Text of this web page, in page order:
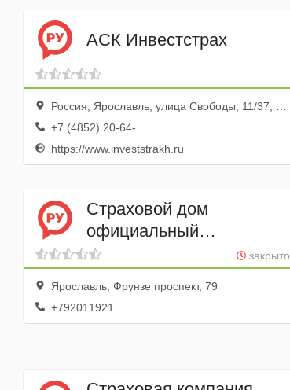
АСК Инвестстрах
Россия, Ярославль, улица Свободы, 11/37, ТЦ Доходный дом купцов Понизовкиных
+7 (4852) 20-64-...
https://www.investstrakh.ru
Страховой дом
официальный
представитель
Росгосстрах, ВСК
и Сервисрезерв
закрыто
Ярославль, Фрунзе проспект, 79
+792011921...